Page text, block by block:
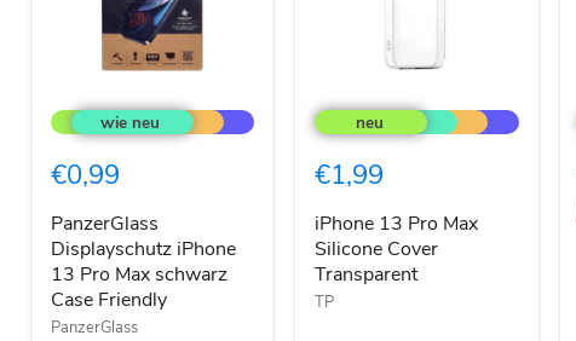
Displayschutz
iPhone
Pro
schwarz
Case
Friendly
€0,99
PanzerGlass
Displayschutz iPhone
13 Pro Max schwarz
Case Friendly
PanzerGlass
13
Pro
Silicone
Transparent
€1,99
iPhone 13 Pro Max
Silicone Cover
Transparent
TP